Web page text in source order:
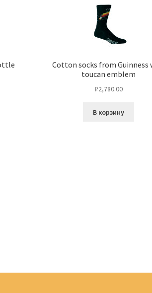
Cotton socks from Guinness
toucan emblem
₽2,780.00
В корзину